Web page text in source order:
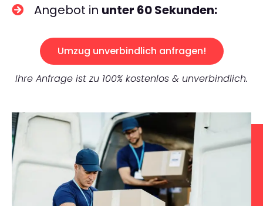
Angebot in unter 60 Sekunden:
Umzug unverbindlich anfragen!
Ihre Anfrage ist zu 100% kostenlos & unverbindlich.